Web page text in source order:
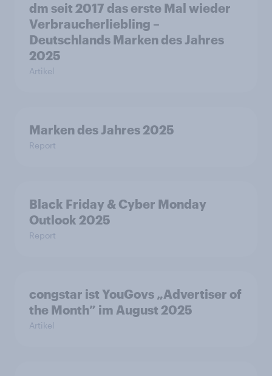
dm seit 2017 das erste Mal wieder
Verbraucherliebling –
Deutschlands Marken des Jahres
2025
Artikel
Marken des Jahres 2025
Report
Black Friday & Cyber Monday
Outlook 2025
Report
congstar ist YouGovs „Advertiser of
the Month” im August 2025
Artikel